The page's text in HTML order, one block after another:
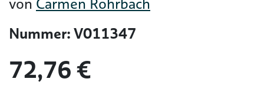
Nummer: V011347
72,76 €